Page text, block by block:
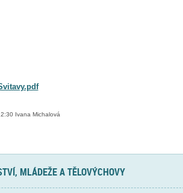
Ivana Michalová
MLÁDEŽE A TĚLOVÝCHOVY